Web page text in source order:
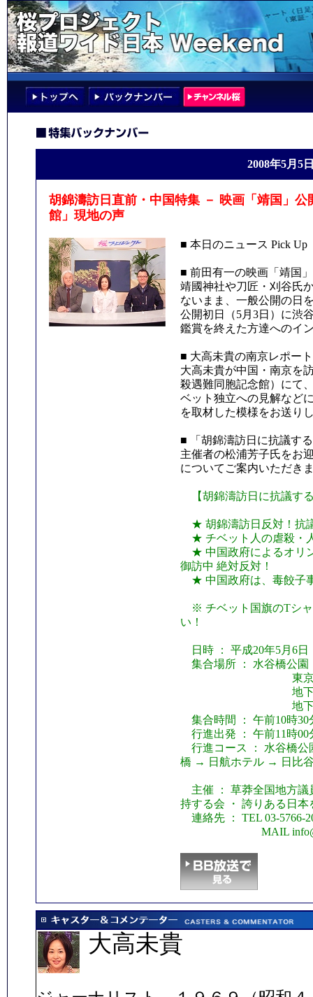
2008年5月5
胡錦濤訪日直前・中国特集 － 映画「靖国」
館」現地の声
■ 本日のニュース Pick Up
■ 前田有一の映画「靖国
靖國神社や刀匠・刈谷氏
ないまま、一般公開の日
公開初日（5月3日）に渋
鑑賞を終えた方達へのイ
■ 大高未貴の南京レポート
大高未貴が中国・南京を
殺遇難同胞記念館）にて
ベット独立への見解など
を取材した模様をお送り
■ 「胡錦濤訪日に抗議す
主催者の松浦芳子氏をお
についてご案内いただき
【胡錦濤訪日に抗議す
★ 胡錦濤訪日反対！抗
★ チベット人の虐殺・
★ 中国政府によるオリ
御訪中 絶対反対！
★ 中国政府は、毒餃子
※ チベット国旗のTシャ
い！
日時 ： 平成20年5月6日
集合場所 ： 水谷橋公園
東京都中央
地下鉄銀座線
地下鉄有楽町線
集合時間 ： 午前10時30
行進出発 ： 午前11時00
行進コース ： 水谷橋
橋 → 日航ホテル → 日比
主催 ： 草莽全国地方
持する会 ・ 誇りある日本
連絡先 ： TEL 03-5766-
MAIL
大高未貴